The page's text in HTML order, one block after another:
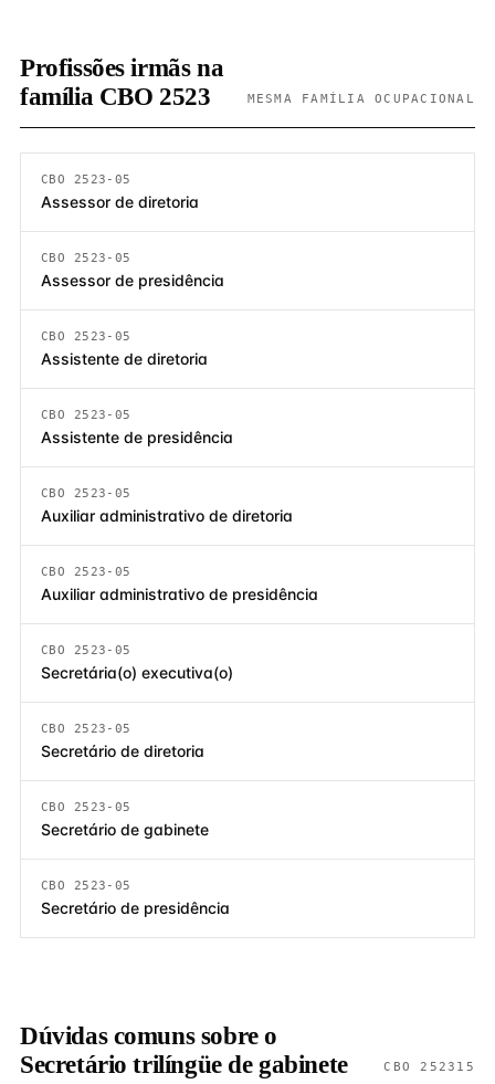
Profissões irmãs na
família CBO 2523
MESMA FAMÍLIA OCUPACIONAL
CBO 2523-05
Assessor de diretoria
CBO 2523-05
Assessor de presidência
CBO 2523-05
Assistente de diretoria
CBO 2523-05
Assistente de presidência
CBO 2523-05
Auxiliar administrativo de diretoria
CBO 2523-05
Auxiliar administrativo de presidência
CBO 2523-05
Secretária(o) executiva(o)
CBO 2523-05
Secretário de diretoria
CBO 2523-05
Secretário de gabinete
CBO 2523-05
Secretário de presidência
Dúvidas comuns sobre o
Secretário trilíngüe de gabinete
CBO 252315